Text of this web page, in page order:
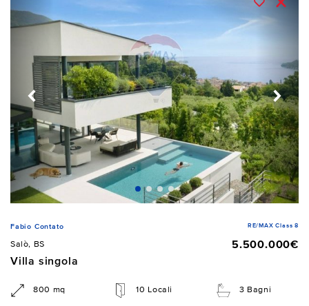
Fabio Contato RE/MAX Class 8
Salò, BS
5.500.000€
Villa singola
800 mq 10 Locali 3 Bagni